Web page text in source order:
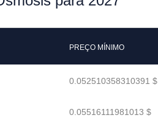
PREÇO MÍNIMO
0.052510358310391 $
0.05516111981013 $